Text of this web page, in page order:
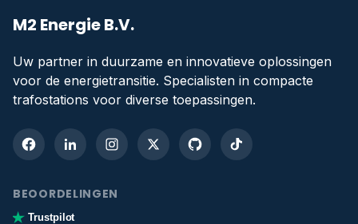
M2 Energie B.V.
Uw partner in duurzame en innovatieve oplossingen
voor de energietransitie. Specialisten in compacte
trafostations voor diverse toepassingen.
BEOORDELINGEN
Trustpilot